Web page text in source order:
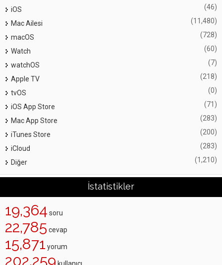
iOS (46)
Mac Ailesi (11,480)
macOS (728)
Watch (60)
watchOS (7)
Apple TV (218)
tvOS (0)
iOS App Store (71)
Mac App Store (283)
iTunes Store (200)
iCloud (283)
Diğer (1,210)
İstatistikler
19,364 soru
22,785 cevap
15,871 yorum
202,259